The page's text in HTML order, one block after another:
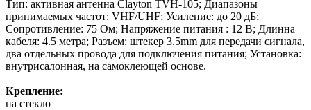
Тип: активная антенна Clayton TVH-105; Диапазоны
принимаемых частот: VHF/UHF; Усиление: до 20 дБ;
Сопротивление: 75 Ом; Напряжение питания : 12 В; Длинна
кабеля: 4.5 метра; Разъем: штекер 3.5mm для передачи сигнала,
два отдельных провода для подключения питания; Установка:
внутрисалонная, на самоклеющей основе.
Крепление:
на стекло